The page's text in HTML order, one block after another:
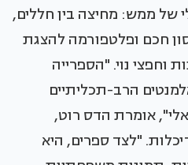
של ממש: מחיצה בין חללים,
חכם ופלטפורמה להצגת
וחפצי נוי. "הספרייה
הרב-תכליתיים
אומרת הדס רוט,
"לצד ספרים, היא